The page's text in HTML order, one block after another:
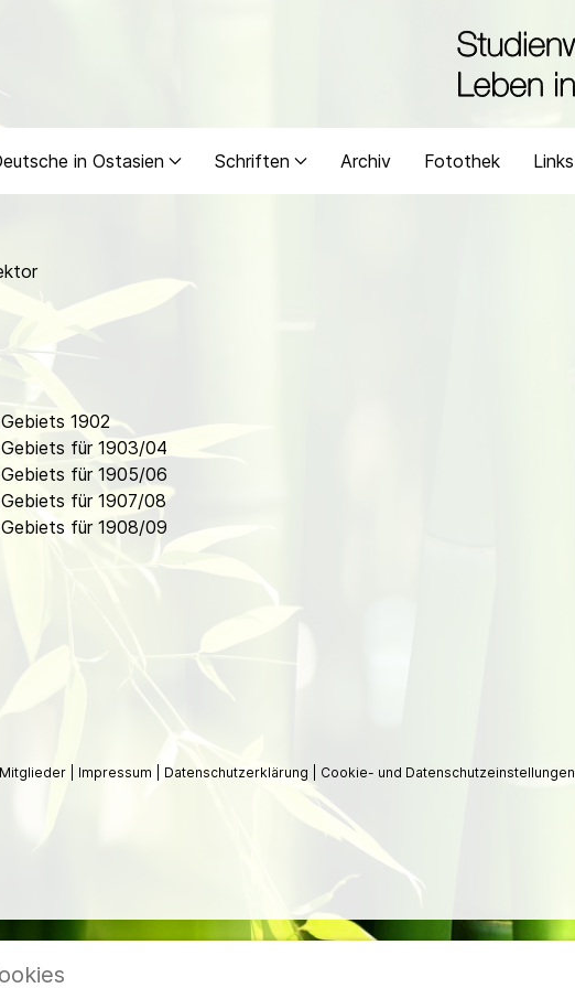
in Ostasien Schriften Archiv Fotothek Links
1902
für 1903/04
für 1905/06
für 1907/08
für 1908/09
Mitglieder Impressum Datenschutzerklärung Cookie- und Datenschutzeinstellungen